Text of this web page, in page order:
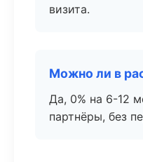
визита.
Можно ли в
Да, 0% на 6-12
партнёры, без